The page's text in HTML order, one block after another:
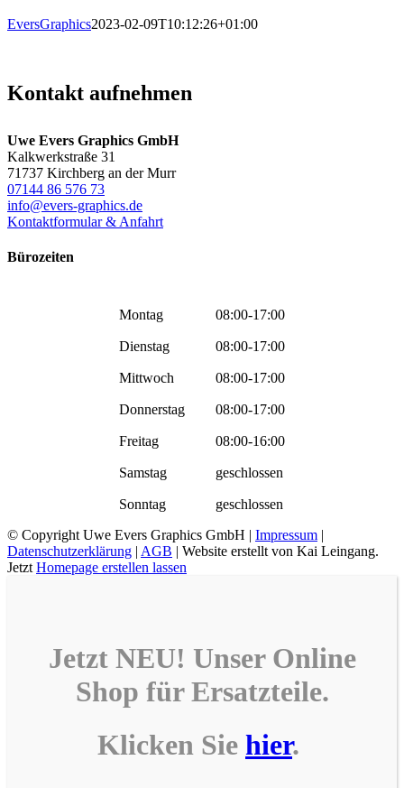
EversGraphics2023-02-09T10:12:26+01:00
Kontakt aufnehmen
Uwe Evers Graphics GmbH
Kalkwerkstraße 31
71737 Kirchberg an der Murr
07144 86 576 73
info@evers-graphics.de
Kontaktformular & Anfahrt
Bürozeiten
Montag 08:00-17:00
Dienstag 08:00-17:00
Mittwoch 08:00-17:00
Donnerstag 08:00-17:00
Freitag 08:00-16:00
Samstag geschlossen
Sonntag
geschlossen
© Copyright Uwe Evers Graphics GmbH | Impressum |
Datenschutzerklärung | AGB | Website erstellt von Kai Leingang.
Jetzt Homepage erstellen lassen
Jetzt NEU! Unser Online
Shop fürErsatzteile.
Klicken Sie hier.